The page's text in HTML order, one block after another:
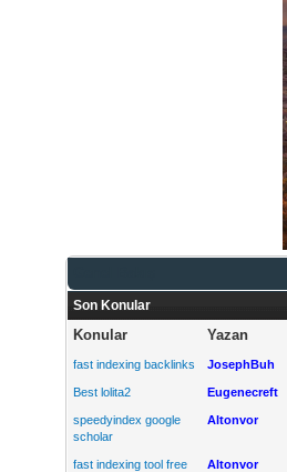
Son Konular
Konular Yazan
fast indexing backlinks JosephBuh
Best lolita2 Eugenecreft
speedyindex google
scholar
Altonvor
fast indexing tool free Altonvor